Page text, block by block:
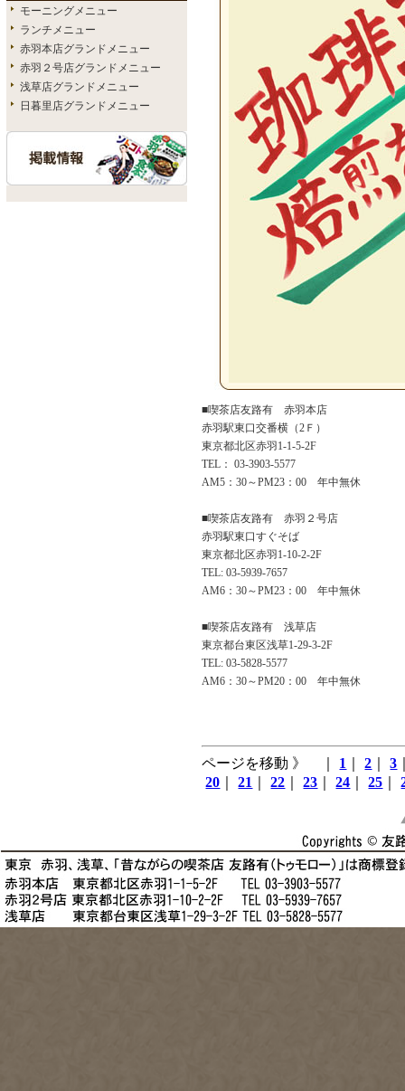
モーニングメニュー
ランチメニュー
赤羽本店グランドメニュー
赤羽２号店グランドメニュー
浅草店グランドメニュー
日暮里店グランドメニュー
■喫茶店友路有 赤羽本店
赤羽駅東口交番横（2Ｆ）
東京都北区赤羽1-1-5-2F
TEL： 03-3903-5577
AM5：30～PM23：00 年中無休
■喫茶店友路有 赤羽２号店
赤羽駅東口すぐそば
東京都北区赤羽1-10-2-2F
TEL: 03-5939-7657
AM6：30～PM23：00 年中無休
■喫茶店友路有 浅草店
東京都台東区浅草1-29-3-2F
TEL: 03-5828-5577
AM6：30～PM20：00 年中無休
ページを移動 》 ｜ 1 ｜2 ｜3
20 ｜21 ｜22 ｜23 ｜24 ｜25 ｜